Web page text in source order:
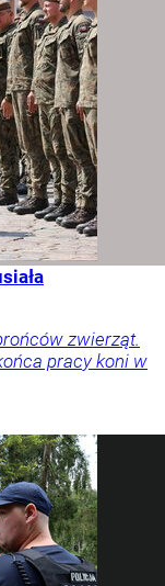
zwierząt.
pracy koni w